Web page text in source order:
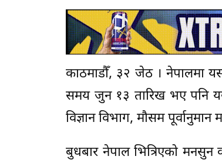
काठमाडौँ, ३२ जेठ । नेपालमा
समय जुन १३ तारिख भए पनि
विज्ञान विभाग, मौसम
बुधबार नेपाल भित्रिएको